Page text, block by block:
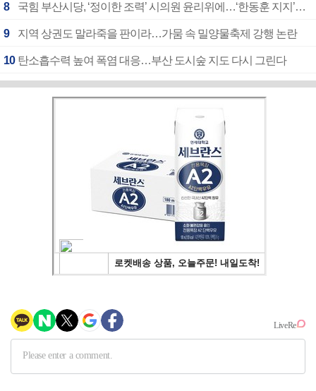
8 국힘 부산시당, ‘정이한 조력’ 시의원 윤리위에…‘한동훈 지지’도 신고접수
9 지역 상권도 말라죽을 판이라…가뭄 속 밀양물축제 강행 논란
10 탄소흡수력 높여 폭염 대응…부산 도시숲 지도 다시 그린다